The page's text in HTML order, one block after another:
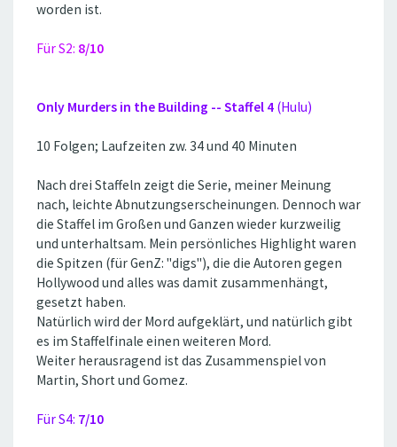
worden ist.
Für S2: 8/10
Only Murders in the Building -- Staffel 4 (Hulu)
10 Folgen; Laufzeiten zw. 34 und 40 Minuten
Nach drei Staffeln zeigt die Serie, meiner Meinung
nach, leichte Abnutzungserscheinungen. Dennoch war
die Staffel im Großen und Ganzen wieder kurzweilig
und unterhaltsam. Mein persönliches Highlight waren
die Spitzen (für GenZ: ''digs''), die die Autoren gegen
Hollywood und alles was damit zusammenhängt,
gesetzt haben.
Natürlich wird der Mord aufgeklärt, und natürlich gibt
es im Staffelfinale einen weiteren Mord.
Weiter herausragend ist das Zusammenspiel von
Martin, Short und Gomez.
Für S4: 7/10